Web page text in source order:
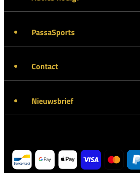
PassaSports
Contact
Nieuwsbrief